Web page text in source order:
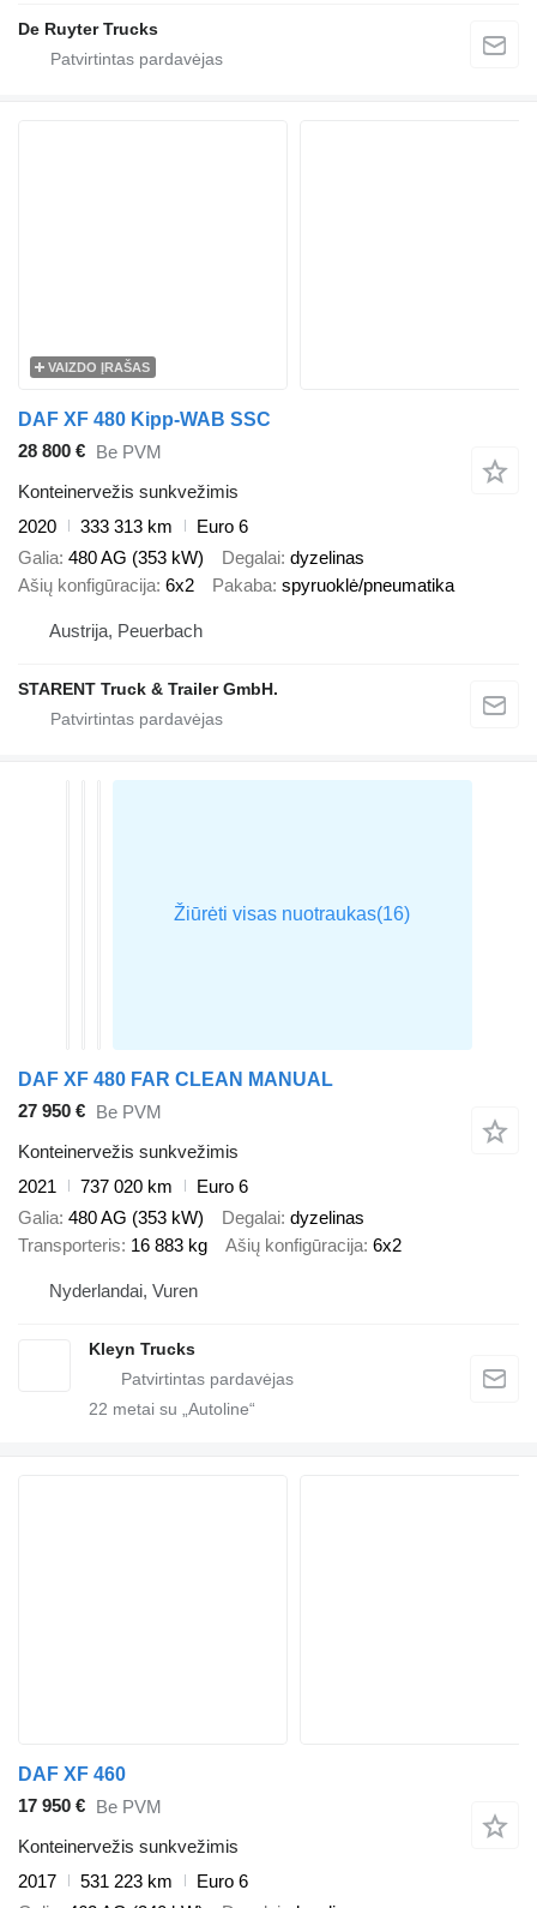
De Ruyter Trucks
VAIZDO ĮRAŠAS
DAF XF 480 Kipp-WAB SSC
28 800 € Be PVM
Konteinervežis sunkvežimis
2020
333 313 km
Euro 6
Galia 480 AG (353 kW) Degalai dyzelinas
Ašių konfigūracija 6x2 Pakaba spyruoklė/pneumatika
Austrija, Peuerbach
STARENT Truck & Trailer GmbH.
DAF XF 480 FAR CLEAN MANUAL
27 950 € Be PVM
Konteinervežis sunkvežimis
2021
737 020 km
Euro 6
Galia 480 AG (353 kW) Degalai dyzelinas
Transporteris 16 883 kg Ašių konfigūracija 6x2
Nyderlandai, Vuren
Kleyn Trucks
22 metai su „Autoline“
DAF XF 460
17 950 €
Be PVM
Konteinervežis sunkvežimis
2017
531 223 km
Euro 6